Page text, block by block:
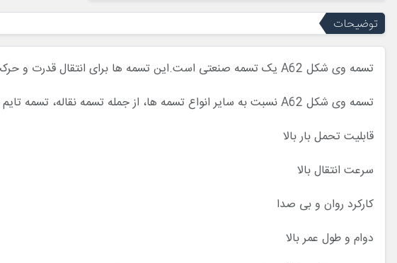
توضیحات
تسمه وی شکل A62 یک تسمه صنعتی است.این تسمه ها برای انتقال قدرت و حرکت در ماشین آلات صنعتی استفاده می شوند.
تسمه وی شکل A62 نسبت به سایر انواع تسمه ها، از جمله تسمه نقاله، تسمه تایم و تسمه پولی، مزایای زیر را دارد:
قابلیت تحمل بار بالا
سرعت انتقال بالا
کارکرد روان و بی صدا
دوام و طول عمر بالا